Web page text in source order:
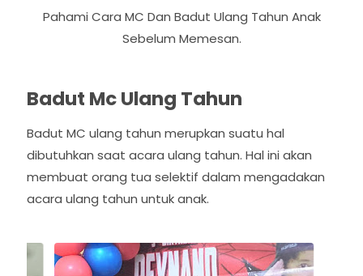
Pahami Cara MC Dan Badut Ulang Tahun Anak
Sebelum Memesan.
Badut Mc Ulang Tahun
Badut MC ulang tahun merupkan suatu hal
dibutuhkan saat acara ulang tahun. Hal ini akan
membuat orang tua selektif dalam mengadakan
acara ulang tahun untuk anak.
P N